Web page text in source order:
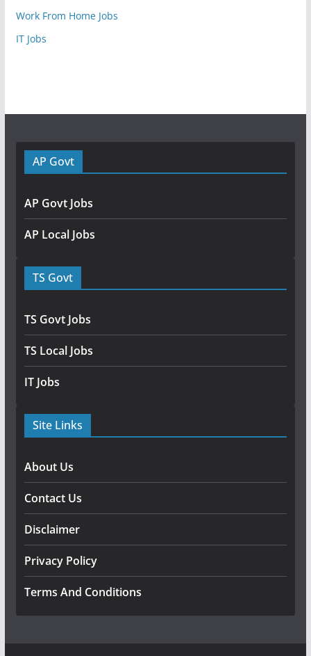
Work From Home Jobs
IT Jobs
AP Govt
AP Govt Jobs
AP Local Jobs
TS Govt
TS Govt Jobs
TS Local Jobs
IT Jobs
Site Links
About Us
Contact Us
Disclaimer
Privacy Policy
Terms And Conditions